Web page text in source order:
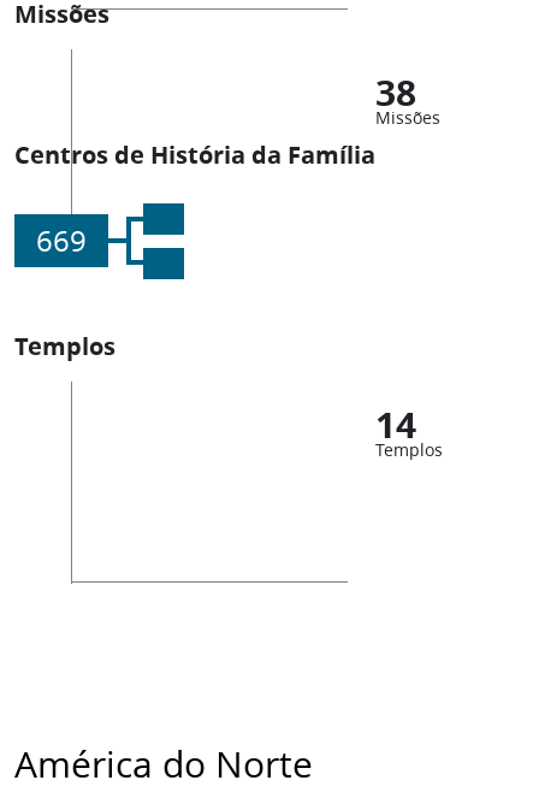
Missões
38
Missões
Centros de História da Família
669
Templos
14
Templos
América do Norte